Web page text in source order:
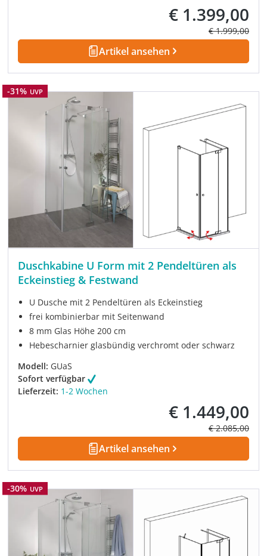
Verkaufspreis:
€ 1.399,00
Regulärer
€ 1.999,00
Artikel ansehen
Rabatt
-31% UVP
Duschkabine U Form mit 2 Pendeltüren als
Eckeinstieg & Festwand
U Dusche mit 2 Pendeltüren als Eckeinstieg
frei kombinierbar mit Seitenwand
8 mm Glas Höhe 200 cm
Hebescharnier glasbündig verchromt oder schwarz
Modell: GUaS
Sofort verfügbar
Lieferzeit: 1-2 Wochen
Verkaufspreis:
€ 1.449,00
Regulärer
€ 2.085,00
Artikel ansehen
Rabatt
-30% UVP